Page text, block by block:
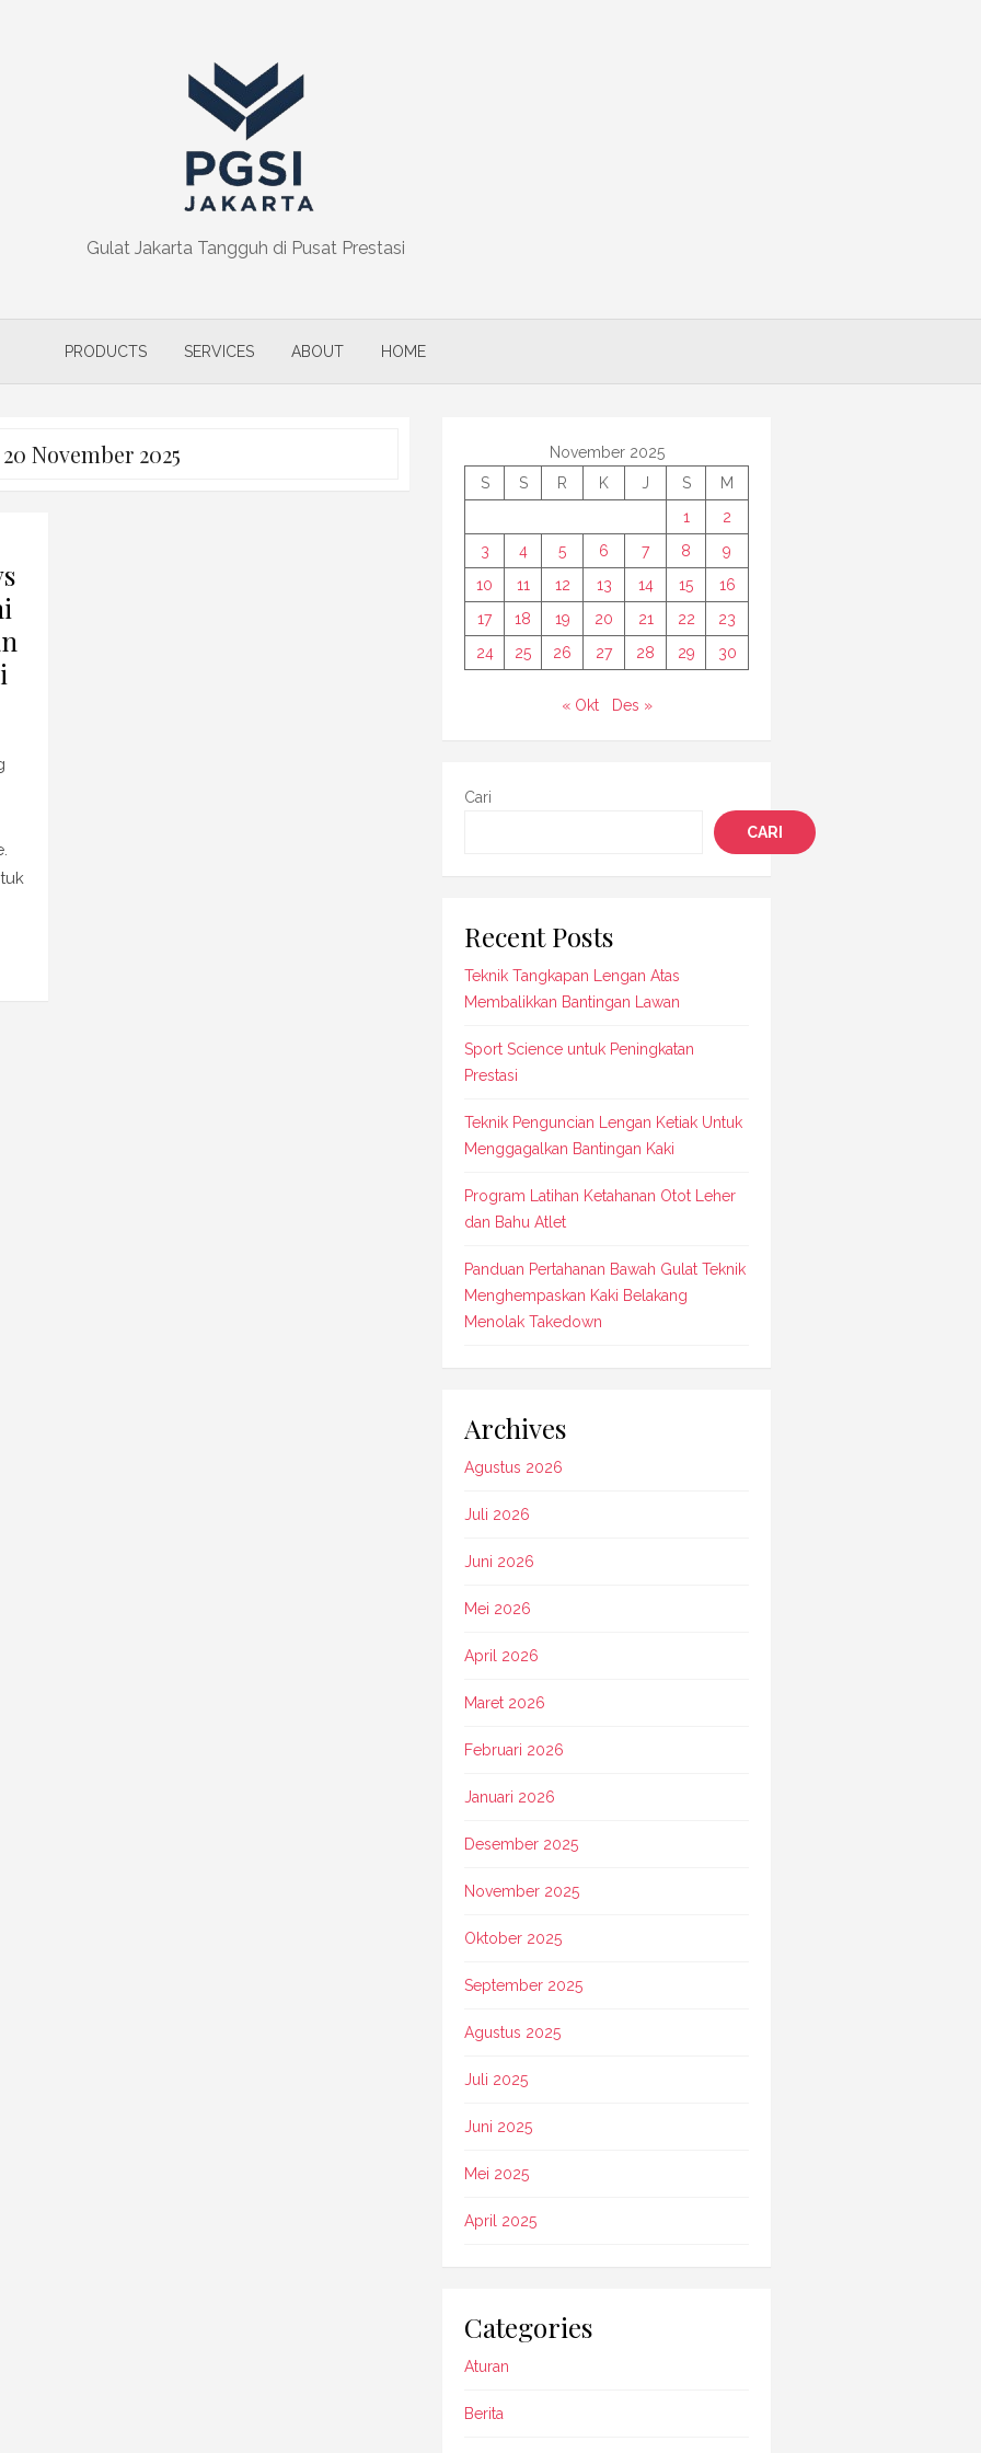
Gulat Jakarta Tangguh di Pusat Prestasi
PRODUCTS SERVICES ABOUT HOME
20 November 2025
November 2025
S
S R K J S
M
1
2
3
4 5 6 7 8
9
10
11 12 13 14 15
16
17
18 19 20 21 22
23
24
25 26 27 28 29 30
« Okt Des »
Cari
CARI
Recent Posts
Teknik Tangkapan Lengan Atas
Membalikkan Bantingan Lawan
Sport Science untuk Peningkatan
Prestasi
Teknik Penguncian Lengan Ketiak Untuk
Menggagalkan Bantingan Kaki
Program Latihan Ketahanan Otot Leher
dan Bahu Atlet
Panduan Pertahanan Bawah Gulat Teknik
Menghempaskan Kaki Belakang
Menolak Takedown
Archives
Agustus 2026
Juli 2026
Juni 2026
Mei 2026
April 2026
Maret 2026
Februari 2026
Januari 2026
Desember 2025
November 2025
Oktober 2025
September 2025
Agustus 2025
Juli 2025
Juni 2025
Mei 2025
April 2025
Categories
Aturan
Berita